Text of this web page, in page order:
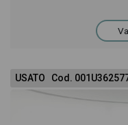
USATO Cod.